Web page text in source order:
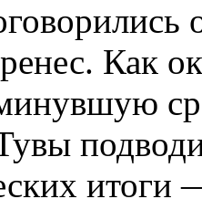
Как
итоги